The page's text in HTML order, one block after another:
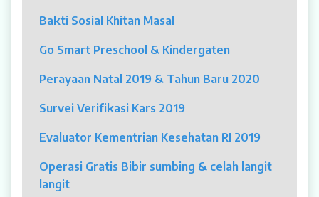
Dokter
Jadwal Dokter
Sunday Clinic
Dokter Spesialis
Bakti Sosial Khitan Masal
Go Smart Preschool & Kindergaten
Perayaan Natal 2019 & Tahun Baru 2020
Survei Verifikasi Kars 2019
Evaluator Kementrian Kesehatan RI 2019
Operasi Gratis Bibir sumbing & celah langit
langit